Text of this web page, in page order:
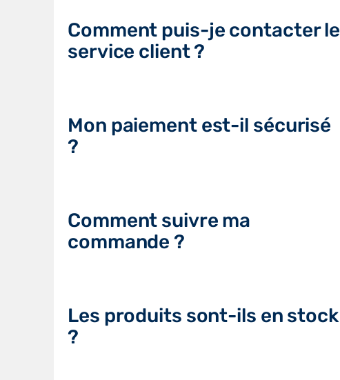
Comment puis-je contacter le
service client ?
Mon paiement est-il sécurisé
?
Comment suivre ma
commande ?
Les produits sont-ils en stock
?